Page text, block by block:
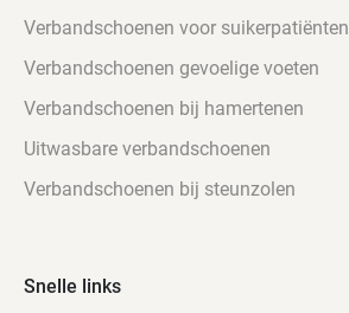
Verbandschoenen voor suikerpatiënten
Verbandschoenen gevoelige voeten
Verbandschoenen bij hamertenen
Uitwasbare verbandschoenen
Verbandschoenen bij steunzolen
Snelle links